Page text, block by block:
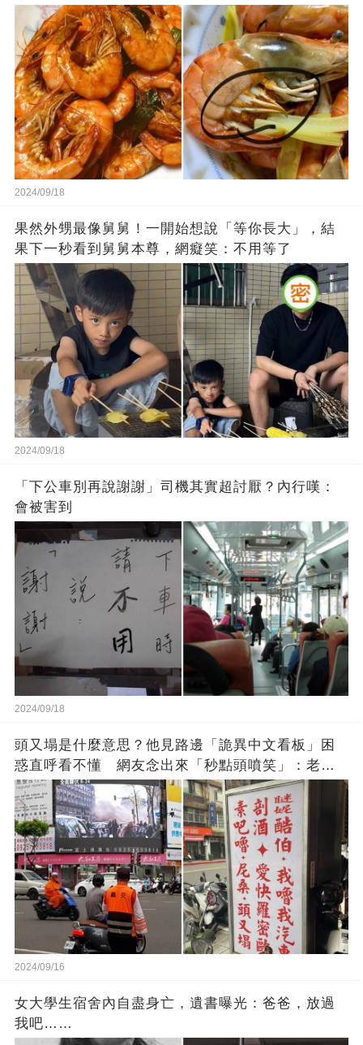
2024/09/18
果然外甥最像舅舅！一開始想說「等你長大」，結
果下一秒看到舅舅本尊，網癡笑：不用等了
2024/09/18
「下公車別再說謝謝」司機其實超討厭？內行嘆：
會被害到
2024/09/18
頭又塌是什麼意思？他見路邊「詭異中文看板」困
惑直呼看不懂 網友念出來「秒點頭噴笑」：老一
輩的智慧
2024/09/16
女大學生宿舍內自盡身亡，遺書曝光：爸爸，放過
我吧……